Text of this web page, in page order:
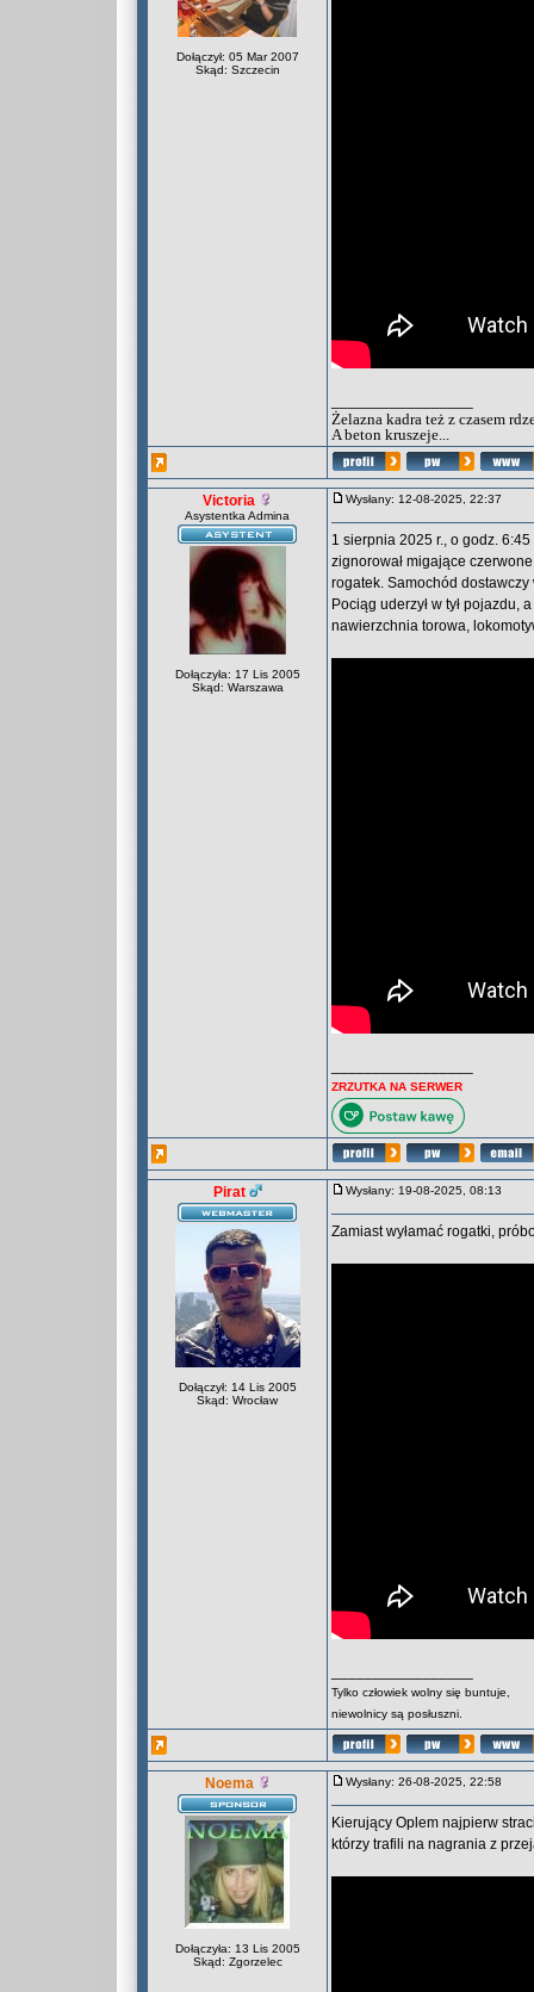
Dołączył: 05 Mar 2007
Skąd: Szczecin
Żelazna kadra też z czasem
A beton kruszeje...
Victoria
Asystentka Admina
Dołączyła: 17 Lis 2005
Skąd: Warszawa
Wysłany: 12-08-2025, 22:37
1 sierpnia 2025 r., o godz.
zignorował migające
rogatek. Samochód dostawczy
Pociąg uderzył w tył pojazdu,
nawierzchnia torowa,
ZRZUTKA NA SERWER
Pirat
Dołączył: 14 Lis 2005
Skąd: Wrocław
Wysłany: 19-08-2025, 08:13
Zamiast wyłamać rogatki,
Tylko człowiek wolny się buntuje,
niewolnicy są posłuszni.
Noema
Dołączyła: 13 Lis 2005
Skąd: Zgorzelec
Wysłany: 26-08-2025, 22:58
Kierujący Oplem najpierw
którzy trafili na nagrania z